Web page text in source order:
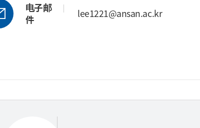
电子邮
件
lee1221@ansan.ac.kr